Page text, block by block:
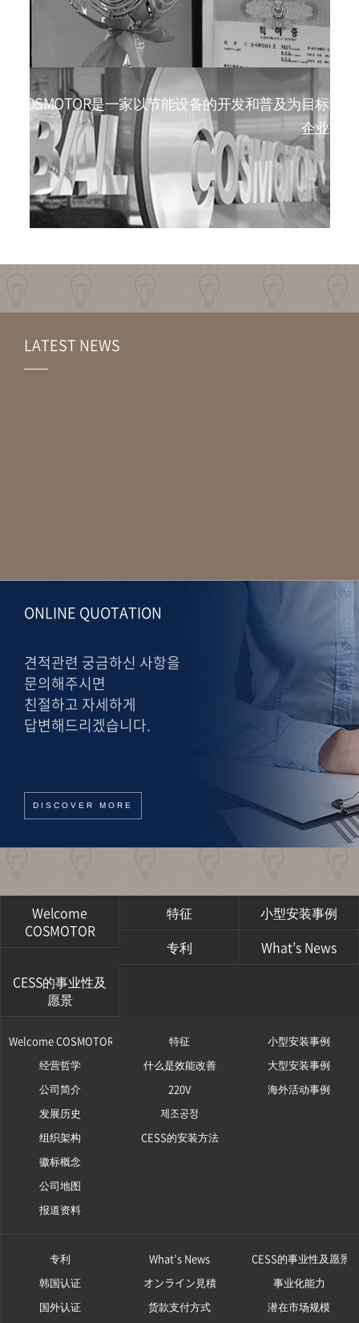
COSMOTOR是一家以节能设备的开发和普及为目标的
企业。
LATEST NEWS
ONLINE QUOTATION
견적관련 궁금하신 사항을
문의해주시면
친절하고 자세하게
답변해드리겠습니다.
DISCOVER MORE
Welcome
COSMOTOR
特征
小型安装事例
专利
What’s News
CESS的事业性及
愿景
Welcome COSMOTOR
经营哲学
公司简介
发展历史
组织架构
徽标概念
公司地图
报道资料
特征
什么是效能改善
220V
제조공정
CESS的安装方法
小型安装事例
大型安装事例
海外活动事例
专利
韩国认证
国外认证
What’s News
オンライン見積
货款支付方式
CESS的事业性及愿景
事业化能力
潜在市场规模